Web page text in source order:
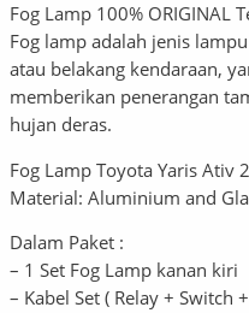
Fog Lamp 100% ORIGINAL
Fog lamp adalah jenis
atau belakang kendaraan,
memberikan penerangan
hujan deras.
Fog Lamp Toyota Yaris Ativ
Material: Aluminium and
Dalam Paket :
– 1 Set Fog Lamp kanan kiri
– Kabel Set ( Relay + Switch